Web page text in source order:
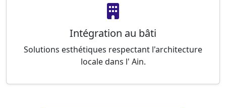
Intégration au bâti
Solutions esthétiques respectant l'architecture
locale dans l' Ain.